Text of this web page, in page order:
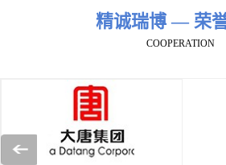
精诚瑞博 — 荣
COOPERATION